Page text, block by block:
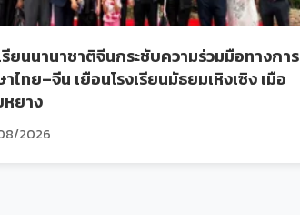
รียนนานาชาติจีนกระชับความร่วมมือทางการ
ไทย–จีน เยือนโรงเรียนมัธยมเหิงเซิง เมือ
ยาง
2026